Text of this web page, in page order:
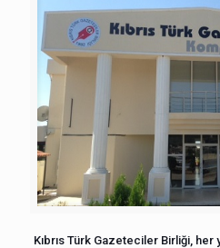
Kıbrıs Türk Gazeteciler Birliği, her